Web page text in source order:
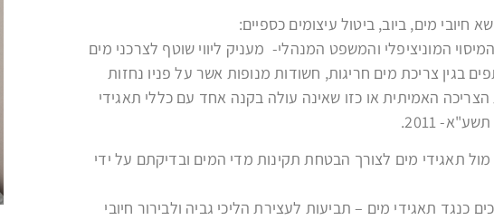
חיובי מים, ביוב, ביטול עיצומים כספיים:
המוניציפלי והמשפט המנהלי- מעניק ליווי שוטף לצרכני מים
בגין צריכת מים חריגות, חשודות מנופות אשר על פניו נחזות
האמיתית או כזו שאינה עולה בקנה אחד עם כללי תאגידי
2011.
תאגידי מים לצורך הבטחת תקינות מדי המים ובדיקתם על ידי
תאגידי מים – תביעות לעצירת הליכי גביה ולבירור חיובי